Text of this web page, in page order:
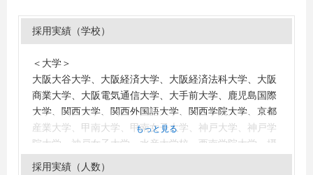
採用実績（学校）
＜大学＞
大阪大谷大学、大阪経済大学、大阪経済法科大学、大阪
商業大学、大阪電気通信大学、大手前大学、鹿児島国際
大学、関西大学、関西外国語大学、関西学院大学、京都
産業大学、甲南大学、甲南女子大学、神戸大学、神戸学
院大学、神戸女子大学、水産大学校、西南学院大学、摂
南大学、相愛大学、中部学院大学、東京農業大学、南山
もっと見る
採用実績（人数）